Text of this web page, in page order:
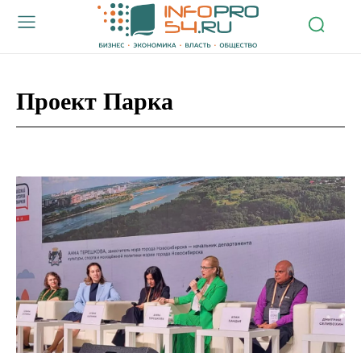
Проект Парка